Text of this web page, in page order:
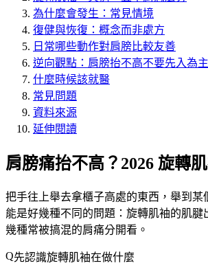
為什麼會發生：常見情境
復健與恢復：概念而非處方
日常哪些動作對肩膀比較友善
逆向觀點：肩膀抬不高不要先入為
什麼時候該就醫
常見問題
資料來源
延伸閱讀
肩膀痛抬不高？2026 旋轉
把手往上舉去拿櫃子高處的東西，舉到
能是好幾種不同的問題：旋轉肌袖的肌
幾種常被搞混的肩痛分開看。
先認識旋轉肌袖在做什麼